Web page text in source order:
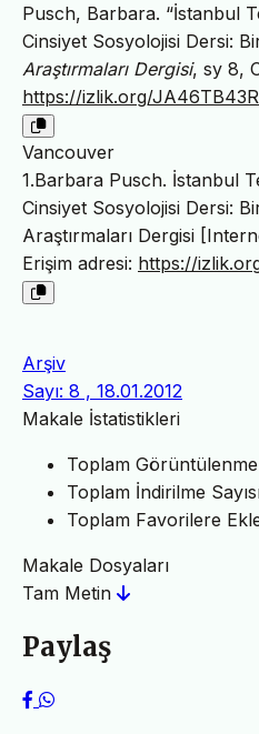
Pusch, Barbara. “İstanbul
Cinsiyet Sosyolojisi Dersi:
Araştırmaları Dergisi, sy 8,
https://izlik.org/
Vancouver
1.Barbara Pusch. İstanbul
Cinsiyet Sosyolojisi Dersi:
Araştırmaları Dergisi
Erişim adresi: https://
Arşiv
Sayı: 8 , 18.01.2012
Makale İstatistikleri
Toplam Görüntülenme
Toplam İndirilme
Toplam Favorilere
Makale Dosyaları
Tam Metin
Paylaş